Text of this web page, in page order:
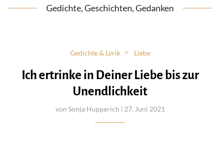
Gedichte, Geschichten, Gedanken
Gedichte & Lyrik Liebe
Ich ertrinke in Deiner Liebe bis zur
Unendlichkeit
von Sonja Hupperich | 27. Juni 2021